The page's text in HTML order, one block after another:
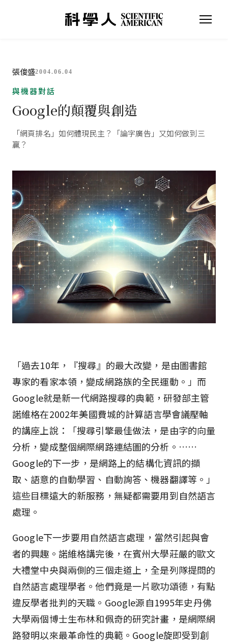
張俊盛2004.06.04
與機器對話
Google的顛覆與創造
「網頁排名」如何體現民主？「論字廣告」又如何做到三
贏？
「過去10年，『搜尋』的最大改變，是由圖書館
專家的看家本領，變成網路族的全民運動。」而
Google就是新一代網路搜尋的典範，研發部主管
諾維格在2002年美國費城的計算語言學會議壓軸
的講座上說：「搜尋引擎最佳做法，是由字的向量
分析，變成整個網際網路連結圖的分析。……
Google的下一步，是網路上的結構化資訊的擷
取、語意的自動學習、自動詢答、機器翻譯等。」
這些目標遠大的新服務，無疑都需要用到自然語言
處理。
Google下一步要用自然語言處理，當然引起與會
者的興趣。諾維格講完後，在賓州大學莊嚴的歐文
大禮堂中央與兩側的三個走道上，全是列隊提問的
自然語言處理學者。他們竟是一片歌功頌德，有點
違反學者批判的天職。Google源自1995年史丹佛
大學兩個博士生布林和佩奇的研究計畫，是網際網
路發明以來最革命性的典範。Google旋即受到創